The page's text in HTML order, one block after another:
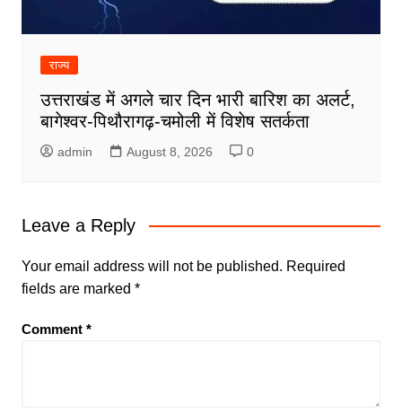
राज्य
उत्तराखंड में अगले चार दिन भारी बारिश का अलर्ट,
बागेश्वर-पिथौरागढ़-चमोली में विशेष सतर्कता
admin August 8, 2026 0
Leave a Reply
Your email address will not be published. Required
fields are marked *
Comment *